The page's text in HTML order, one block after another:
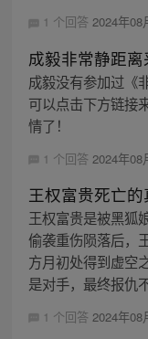
1 个回答 2024年08
成毅非常静距离
成毅没有参加过《
可以点击下方链接
情了！
1 个回答 2024年08
王权富贵死亡的
王权富贵是被黑狐
偷袭重伤陨落后，
方月初处得到虚空
是对手，最终报仇
1 个回答 2024年08